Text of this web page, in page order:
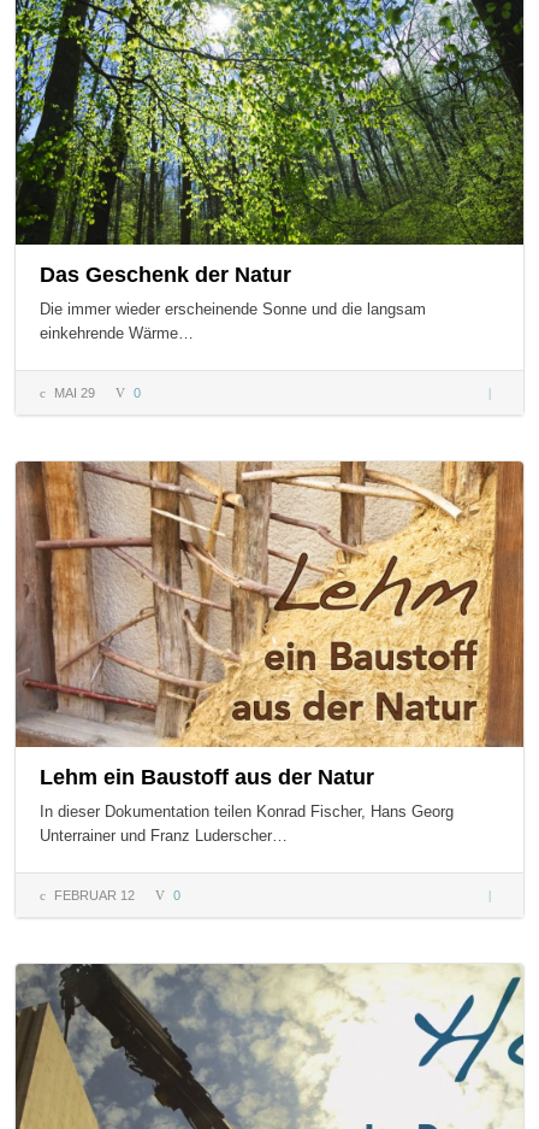
Das Geschenk der Natur
Die immer wieder erscheinende Sonne und die langsam
einkehrende Wärme…
MAI 29 0
Lehm ein Baustoff aus der Natur
In dieser Dokumentation teilen Konrad Fischer, Hans Georg
Unterrainer und Franz Luderscher…
FEBRUAR 12 0
ein
aus der
Natur